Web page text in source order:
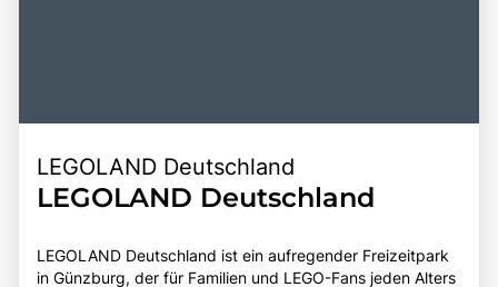
LEGOLAND Deutschland
LEGOLAND Deutschland
LEGOLAND Deutschland ist ein aufregender Freizeitpark
in Günzburg, der für Familien und LEGO-Fans jeden Alters